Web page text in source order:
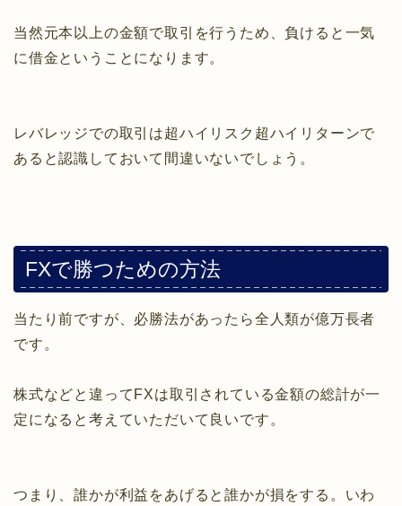
当然元本以上の金額で取引を行うため、負けると一気
に借金ということになります。
レバレッジでの取引は超ハイリスク超ハイリターンで
あると認識しておいて間違いないでしょう。
FXで勝つための方法
当たり前ですが、必勝法があったら全人類が億万長者
です。
株式などと違ってFXは取引されている金額の総計が一
定になると考えていただいて良いです。
つまり、誰かが利益をあげると誰かが損をする。いわ